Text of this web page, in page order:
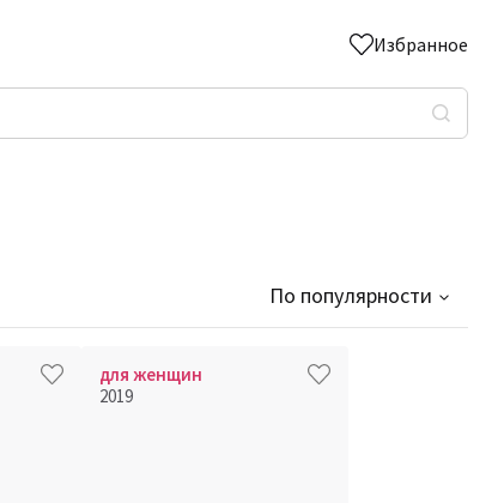
Избранное
По популярности
для женщин
2019